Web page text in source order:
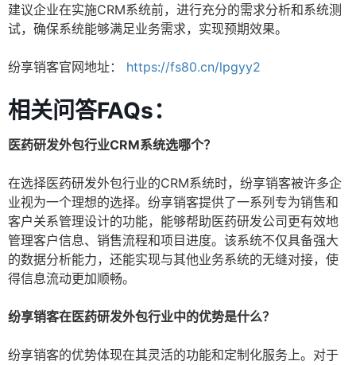
建议企业在实施CRM系统前，进行充分的需求分析和系统测
试，确保系统能够满足业务需求，实现预期效果。
纷享销客官网地址： https://fs80.cn/lpgyy2
相关问答FAQs：
医药研发外包行业CRM系统选哪个？
在选择医药研发外包行业的CRM系统时，纷享销客被许多企
业视为一个理想的选择。纷享销客提供了一系列专为销售和
客户关系管理设计的功能，能够帮助医药研发公司更有效地
管理客户信息、销售流程和项目进度。该系统不仅具备强大
的数据分析能力，还能实现与其他业务系统的无缝对接，使
得信息流动更加顺畅。
纷享销客在医药研发外包行业中的优势是什么？
纷享销客的优势体现在其灵活的功能和定制化服务上。对于